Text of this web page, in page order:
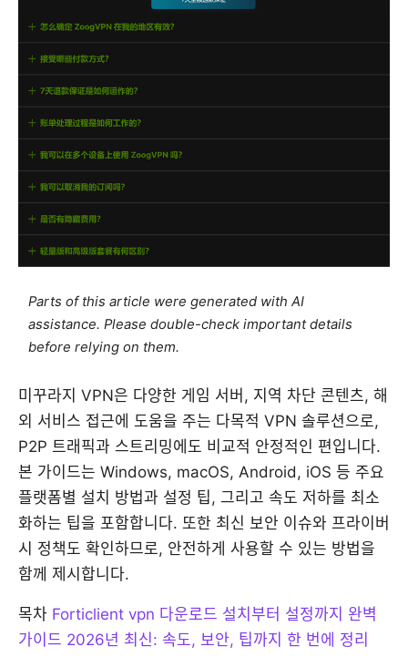
Parts of this article were generated with AI
assistance. Please double-check important details
before relying on them.
미꾸라지 VPN은 다양한 게임 서버, 지역 차단 콘텐츠, 해
외 서비스 접근에 도움을 주는 다목적 VPN 솔루션으로,
P2P 트래픽과 스트리밍에도 비교적 안정적인 편입니다.
본 가이드는 Windows, macOS, Android, iOS 등 주요
플랫폼별 설치 방법과 설정 팁, 그리고 속도 저하를 최소
화하는 팁을 포함합니다. 또한 최신 보안 이슈와 프라이버
시 정책도 확인하므로, 안전하게 사용할 수 있는 방법을
함께 제시합니다.
목차 Forticlient vpn 다운로드 설치부터 설정까지 완벽
가이드 2026년 최신: 속도, 보안, 팁까지 한 번에 정리